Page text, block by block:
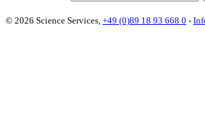
© 2026 Science Services, +49 (0)89 18 93 668 0 -